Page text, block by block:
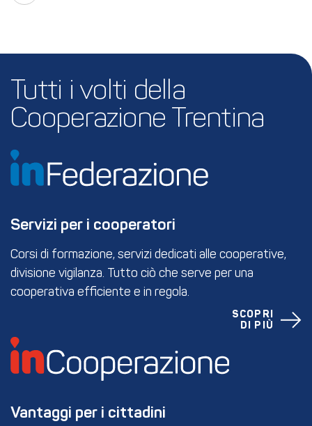
Tutti i volti della
Cooperazione Trentina
Servizi per i cooperatori
Corsi di formazione, servizi dedicati alle cooperative,
divisione vigilanza. Tutto ciò che serve per una
cooperativa efficiente e in regola.
SCOPRI
DI PIÙ
Vantaggi per i cittadini